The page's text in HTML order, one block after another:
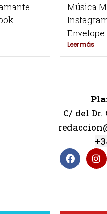
Música
Envelope
Leer más
C/ del